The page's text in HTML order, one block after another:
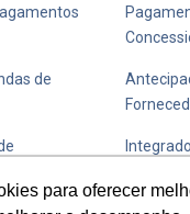
para oferecer
para oferecer
de